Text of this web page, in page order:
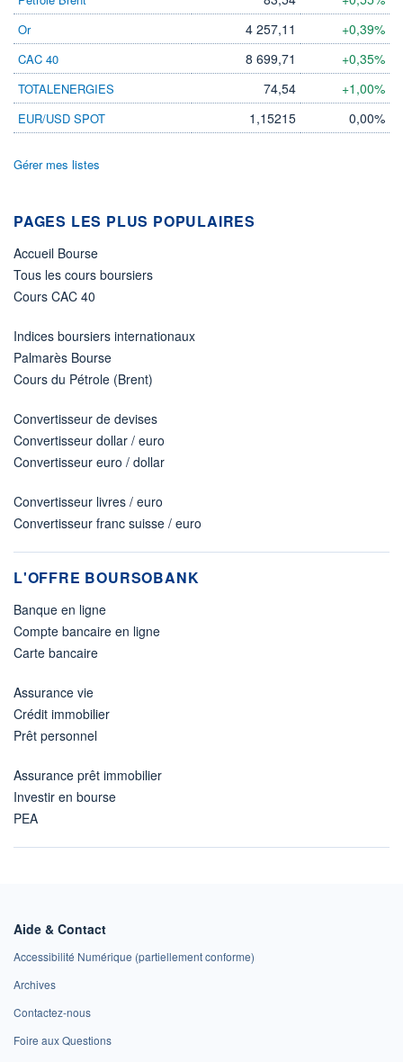
0,000
LIMITE À LA
RENDEMENT
ESTIMÉ 2026
5,79%
PER ESTIMÉ
11,27
06.08.26 / 22:00:00
Boursobank
Or 4 257,11 +0,39%
CAC 40 8 699,71 +0,35%
TOTALENERGIES 74,54 +1,00%
EUR/USD SPOT 1,15215 0,00%
Gérer mes listes
PAGES LES PLUS POPULAIRES
Accueil Bourse
Tous les cours boursiers
Cours CAC 40
Indices boursiers internationaux
Palmarès Bourse
Cours du Pétrole (Brent)
Convertisseur de devises
Convertisseur dollar / euro
Convertisseur euro / dollar
Convertisseur livres / euro
Convertisseur franc suisse / euro
L'OFFRE BOURSOBANK
Banque en ligne
Compte bancaire en ligne
Carte bancaire
Assurance vie
Crédit immobilier
Prêt personnel
Assurance prêt immobilier
Investir en bourse
PEA
Aide & Contact
Accessibilité Numérique (partiellement conforme)
Archives
Contactez-nous
Foire aux Questions